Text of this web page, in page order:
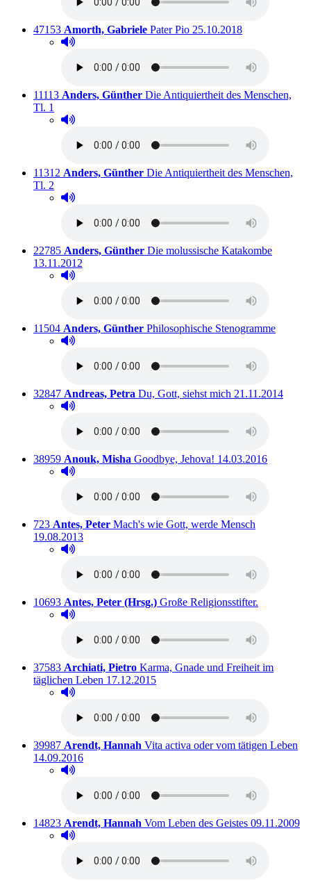
Titelnummer:
47153 von
Amorth, Gabriele: Pater Pio Ausleihbar seit dem
25.10.2018
Hörprobe abspielen
Hörprobe von Pater Pio
Titelnummer:
11113 von
Anders, Günther: Die Antiquiertheit des Menschen,
Tl. 1
Hörprobe abspielen
Hörprobe von Die Antiquiertheit des Menschen, Tl. 1
Titelnummer:
11312 von
Anders, Günther: Die Antiquiertheit des Menschen,
Tl. 2
Hörprobe abspielen
Hörprobe von Die Antiquiertheit des Menschen, Tl. 2
Titelnummer:
22785 von
Anders, Günther: Die molussische Katakombe
13.11.2012
Hörprobe abspielen
Hörprobe von Die molussische Katakombe
Titelnummer:
11504 von
Anders, Günther: Philosophische Stenogramme
Hörprobe abspielen
Hörprobe von Philosophische Stenogramme
Titelnummer:
32847 von
Andreas, Petra Du, Gott, siehst mich Ausleihbar seit
21.11.2014
Hörprobe abspielen
Hörprobe von Du, Gott, siehst mich
Titelnummer:
38959 von
Anouk, Misha Goodbye, Jehova! Ausleihbar seit dem
14.03.2016
Hörprobe abspielen
Hörprobe von Goodbye, Jehova!
Titelnummer:
723 von
Antes, Peter: Mach's wie Gott, werde Mensch
19.08.2013
Hörprobe abspielen
Hörprobe von Mach's wie Gott, werde Mensch
Titelnummer:
10693 von
Antes, Peter (Hrsg.): Große Religionsstifter.
Hörprobe abspielen
Hörprobe von Große Religionsstifter.
Titelnummer:
37583 von
Archiati, Pietro: Karma, Gnade und Freiheit im
täglichen Leben Ausleihbar seit dem
17.12.2015
Hörprobe abspielen
Hörprobe von Karma, Gnade und Freiheit im
Titelnummer:
39987 von
Arendt, Hannah Vita activa oder vom tätigen Leben
14.09.2016
Hörprobe abspielen
Hörprobe von Vita activa oder vom tätigen Leben
Titelnummer:
14823 von
Arendt, Hannah Vom Leben des Geistes Ausleihbar
09.11.2009
Hörprobe abspielen
Hörprobe von Vom Leben des Geistes